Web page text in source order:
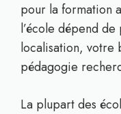
pour la formation
l’école dépend
localisation, votre
pédagogie
La plupart des